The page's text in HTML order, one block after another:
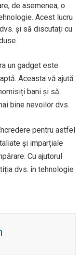
de asemenea, o
Acest lucru
și să discutați cu
un gadget este
Aceasta vă ajută
bani și să
bine nevoilor dvs.
pentru astfel
și imparțiale
Cu ajutorul
dvs. în tehnologie